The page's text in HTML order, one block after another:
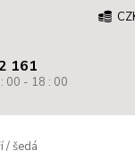
161
00 - 18 : 00
/ šedá